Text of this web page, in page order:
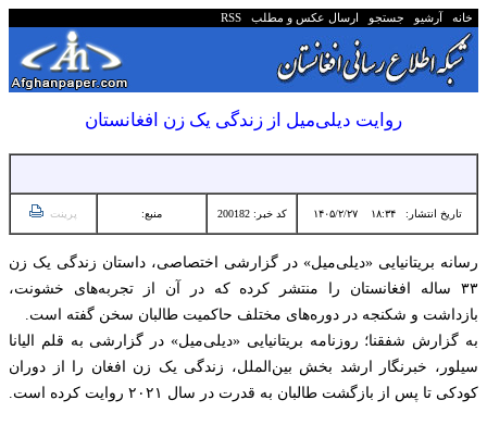
خانه آرشیو جستجو ارسال عکس و مطلب RSS
روایت دیلی‌میل از زندگی یک زن افغانستان
تاریخ انتشار:۱۸:۳۴ ۱۴۰۵/۲/۲۷ کد خبر: 200182 منبع: پرینت
رسانه بریتانیایی «دیلی‌میل» در گزارشی اختصاصی، داستان زندگی یک زن
۳۳ ساله افغانستان را منتشر کرده که در آن از تجربه‌های خشونت،
بازداشت و شکنجه در دوره‌های مختلف حاکمیت طالبان سخن گفته است.
به گزارش شفقنا؛ روزنامه بریتانیایی «دیلی‌میل» در گزارشی به قلم الیانا
سیلور، خبرنگار ارشد بخش بین‌الملل، زندگی یک زن افغان را از دوران
کودکی تا پس از بازگشت طالبان به قدرت در سال ۲۰۲۱ روایت کرده است.